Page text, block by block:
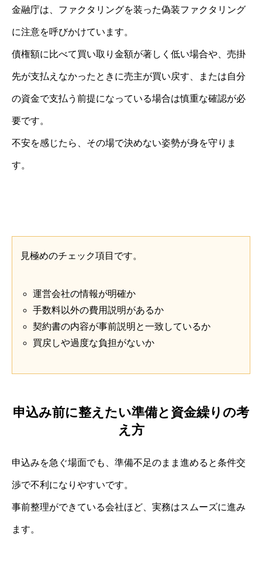
金融庁は、ファクタリングを装った偽装ファクタリング
に注意を呼びかけています。
債権額に比べて買い取り金額が著しく低い場合や、売掛
先が支払えなかったときに売主が買い戻す、または自分
の資金で支払う前提になっている場合は慎重な確認が必
要です。
不安を感じたら、その場で決めない姿勢が身を守りま
す。
見極めのチェック項目です。
運営会社の情報が明確か
手数料以外の費用説明があるか
契約書の内容が事前説明と一致しているか
買戻しや過度な負担がないか
申込み前に整えたい準備と資金繰りの考
え方
申込みを急ぐ場面でも、準備不足のまま進めると条件交
渉で不利になりやすいです。
事前整理ができている会社ほど、実務はスムーズに進み
ます。